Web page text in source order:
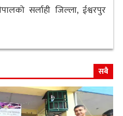
सर्लाही जिल्ला, ईश्वरपुर
सबै